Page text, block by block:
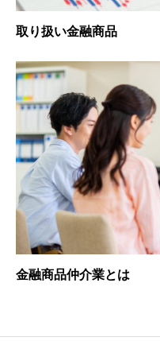
取り扱い金融商品
金融商品仲介業とは